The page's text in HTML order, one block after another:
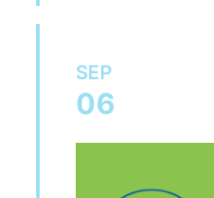
SEP
06